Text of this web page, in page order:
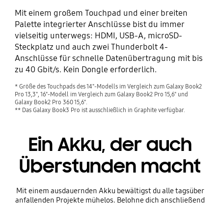
Mit einem großem Touchpad und einer breiten
Palette integrierter Anschlüsse bist du immer
vielseitig unterwegs: HDMI, USB-A, microSD-
Steckplatz und auch zwei Thunderbolt 4-
Anschlüsse für schnelle Datenübertragung mit bis
zu 40 Gbit/s. Kein Dongle erforderlich.
* Größe des Touchpads des 14"-Modells im Vergleich zum Galaxy Book2
Pro 13,3", 16"-Modell im Vergleich zum Galaxy Book2 Pro 15,6" und
Galaxy Book2 Pro 360 15,6".
** Das Galaxy Book3 Pro ist ausschließlich in Graphite verfügbar.
Ein Akku, der auch
Überstunden macht
Mit einem ausdauernden Akku bewältigst du alle tagsüber
anfallenden Projekte mühelos. Belohne dich anschließend